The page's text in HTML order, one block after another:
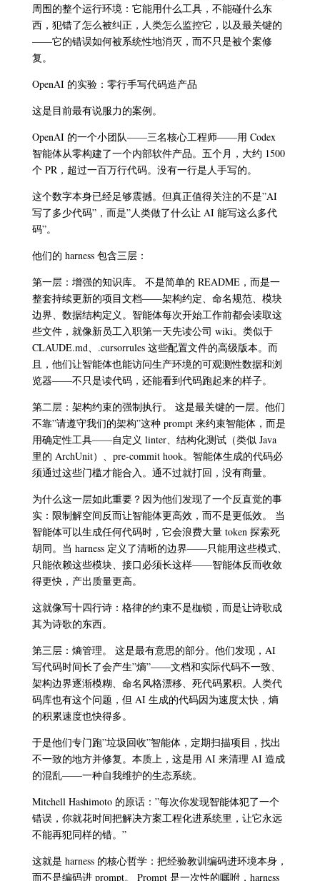
周围的整个运行环境：它能用什么工具，不能碰什么东
西，犯错了怎么被纠正，人类怎么监控它，以及最关键的
——它的错误如何被系统性地消灭，而不只是被个案修
复。
OpenAI 的实验：零行手写代码造产品
这是目前最有说服力的案例。
OpenAI 的一个小团队——三名核心工程师——用 Codex
智能体从零构建了一个内部软件产品。五个月，大约 1500
个 PR，超过一百万行代码。没有一行是人手写的。
这个数字本身已经足够震撼。但真正值得关注的不是”AI
写了多少代码”，而是”人类做了什么让 AI 能写这么多代
码”。
他们的 harness 包含三层：
第一层：增强的知识库。 不是简单的 README，而是一
整套持续更新的项目文档——架构约定、命名规范、模块
边界、数据结构定义。智能体每次开始工作前都会读取这
些文件，就像新员工入职第一天先读公司 wiki。类似于
CLAUDE.md、.cursorrules 这些配置文件的高级版本。而
且，他们让智能体也能访问生产环境的可观测性数据和浏
览器——不只是读代码，还能看到代码跑起来的样子。
第二层：架构约束的强制执行。 这是最关键的一层。他们
不靠”请遵守我们的架构”这种 prompt 来约束智能体，而是
用确定性工具——自定义 linter、结构化测试（类似 Java
里的 ArchUnit）、pre-commit hook。智能体生成的代码必
须通过这些门槛才能合入。通不过就打回，没有商量。
为什么这一层如此重要？因为他们发现了一个反直觉的事
实：限制解空间反而让智能体更高效，而不是更低效。 当
智能体可以生成任何代码时，它会浪费大量 token 探索死
胡同。当 harness 定义了清晰的边界——只能用这些模式、
只能依赖这些模块、接口必须长这样——智能体反而收敛
得更快，产出质量更高。
这就像写十四行诗：格律的约束不是枷锁，而是让诗歌成
其为诗歌的东西。
第三层：熵管理。 这是最有意思的部分。他们发现，AI
写代码时间长了会产生”熵”——文档和实际代码不一致、
架构边界逐渐模糊、命名风格漂移、死代码累积。人类代
码库也有这个问题，但 AI 生成的代码因为速度太快，熵
的积累速度也快得多。
于是他们专门跑”垃圾回收”智能体，定期扫描项目，找出
不一致的地方并修复。本质上，这是用 AI 来清理 AI 造成
的混乱——一种自我维护的生态系统。
Mitchell Hashimoto 的原话：”每次你发现智能体犯了一个
错误，你就花时间把解决方案工程化进系统里，让它永远
不能再犯同样的错。”
这就是 harness 的核心哲学：把经验教训编码进环境本身，
而不是编码进 prompt。 Prompt 是一次性的嘱咐，harness